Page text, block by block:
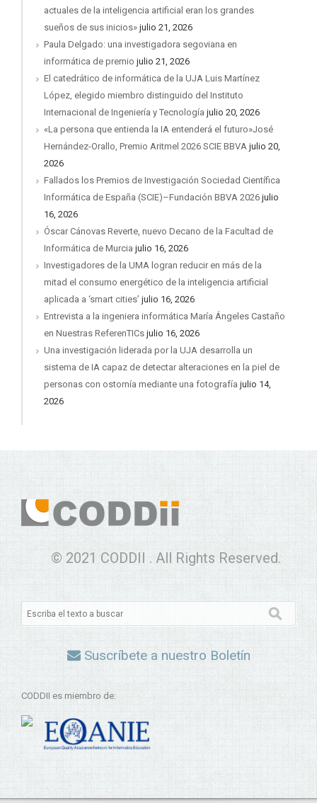
actuales de la inteligencia artificial eran los grandes
sueños de sus inicios» julio 21, 2026
Paula Delgado: una investigadora segoviana en
informática de premio julio 21, 2026
El catedrático de informática de la UJA Luis Martínez
López, elegido miembro distinguido del Instituto
Internacional de Ingeniería y Tecnología julio 20, 2026
«La persona que entienda la IA entenderá el futuro»José
Hernández-Orallo, Premio Aritmel 2026 SCIE BBVA julio 20,
2026
Fallados los Premios de Investigación Sociedad Científica
Informática de España (SCIE)–Fundación BBVA 2026 julio
16, 2026
Óscar Cánovas Reverte, nuevo Decano de la Facultad de
Informática de Murcia julio 16, 2026
Investigadores de la UMA logran reducir en más de la
mitad el consumo energético de la inteligencia artificial
aplicada a ‘smart cities’ julio 16, 2026
Entrevista a la ingeniera informática María Ángeles Castaño
en Nuestras ReferenTICs julio 16, 2026
Una investigación liderada por la UJA desarrolla un
sistema de IA capaz de detectar alteraciones en la piel de
personas con ostomía mediante una fotografía julio 14,
2026
© 2021 CODDII . All Rights Reserved.
Suscríbete a nuestro Boletín
CODDII es miembro de: